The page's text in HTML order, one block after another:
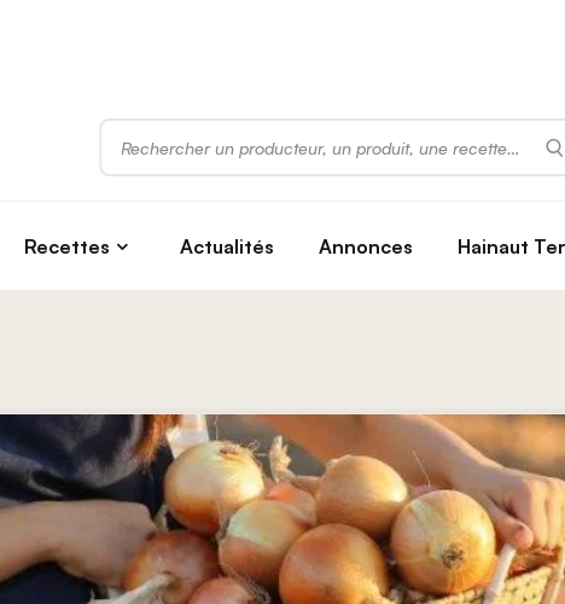
Rechercher
Recettes Actualités Annonces Hainaut